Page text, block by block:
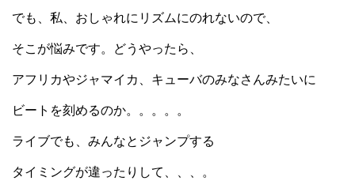
でも、私、おしゃれにリズムにのれないので、
そこが悩みです。どうやったら、
アフリカやジャマイカ、キューバのみなさんみたいに
ビートを刻めるのか。。。。。
ライブでも、みんなとジャンプする
タイミングが違ったりして、、、。